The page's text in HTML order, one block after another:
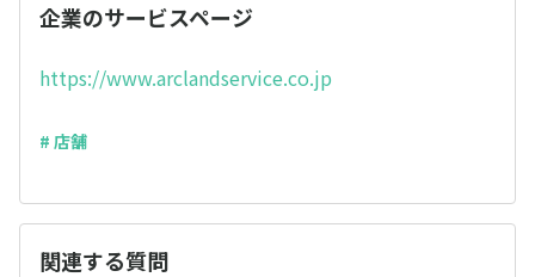
企業のサービスページ
https://www.arclandservice.co.jp
# 店舗
関連する質問